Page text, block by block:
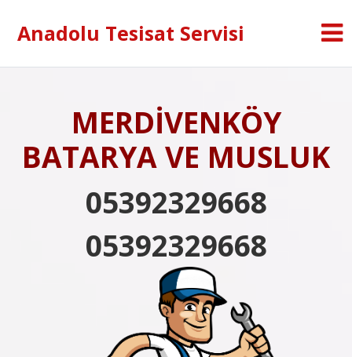
Anadolu Tesisat Servisi
MERDİVENKÖY
BATARYA VE MUSLUK
05392329668
05392329668